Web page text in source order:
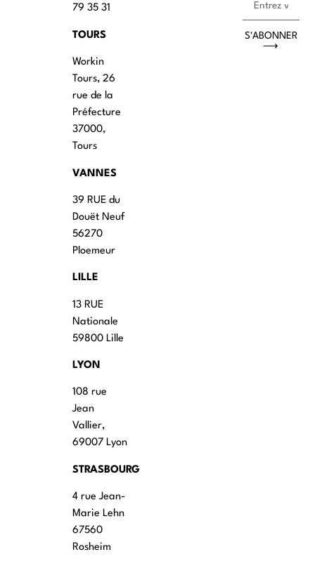
79 35 31
TOURS
Workin
Tours, 26
rue de la
Préfecture
37000,
Tours
VANNES
39 RUE du
Douët Neuf
56270
Ploemeur
LILLE
13 RUE
Nationale
59800 Lille
LYON
108 rue
Jean
Vallier,
69007 Lyon
STRASBOURG
4 rue Jean-
Marie Lehn
67560
Rosheim
S'ABONNER
⟶